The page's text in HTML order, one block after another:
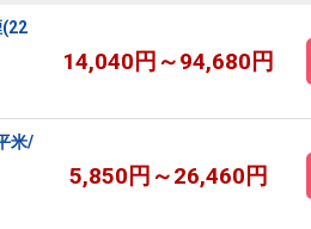
(22
14,040円～94,680円
米/
5,850円～26,460円